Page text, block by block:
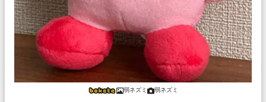
弱ネズミ 弱ネズミ